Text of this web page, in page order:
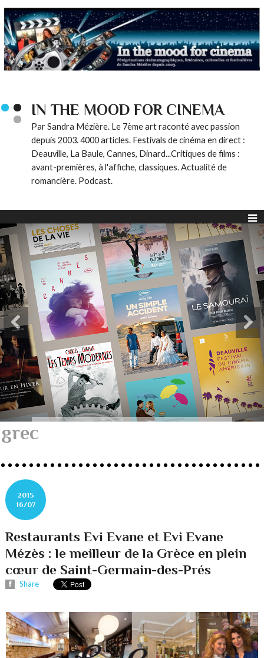
IN THE MOOD FOR CINEMA
Par Sandra Mézière. Le 7ème art raconté avec passion
depuis 2003. 4000 articles. Festivals de cinéma en direct :
Deauville, La Baule, Cannes, Dinard...Critiques de films :
avant-premières, à l'affiche, classiques. Actualité de
romancière. Podcast.
grec
2015
16/07
Restaurants Evi Evane et Evi Evane
Mézès : le meilleur de la Grèce en plein
cœur de Saint-Germain-des-Prés
Share